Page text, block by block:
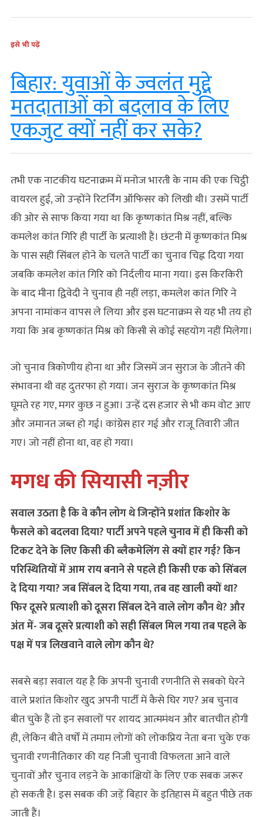
इसे भी पढ़ें
बिहार: युवाओं के ज्वलंत मुद्दे
मतदाताओं को बदलाव के लिए
एकजुट क्यों नहीं कर सके?
तभी एक नाटकीय घटनाक्रम में मनोज भारती के नाम की एक चिट्ठी
वायरल हुई, जो उन्होंने रिटर्निंग ऑफिसर को लिखी थी। उसमें पार्टी
की ओर से साफ किया गया था कि कृष्णकांत मिश्र नहीं, बल्कि
कमलेश कांत गिरि ही पार्टी के प्रत्याशी हैं। छंटनी में कृष्णकांत मिश्र
के पास सही सिंबल होने के चलते पार्टी का चुनाव चिह्न दिया गया
जबकि कमलेश कांत गिरि को निर्दलीय माना गया। इस किरकिरी
के बाद मीना द्विवेदी ने चुनाव ही नहीं लड़ा, कमलेश कांत गिरि ने
अपना नामांकन वापस ले लिया और इस घटनाक्रम से यह भी तय हो
गया कि अब कृष्णकांत मिश्र को किसी से कोई सहयोग नहीं मिलेगा।
जो चुनाव त्रिकोणीय होना था और जिसमें जन सुराज के जीतने की
संभावना थी वह दुतरफा हो गया। जन सुराज के कृष्णकांत मिश्र
घूमते रह गए, मगर कुछ न हुआ। उन्हें दस हजार से भी कम वोट आए
और जमानत जब्त हो गई। कांग्रेस हार गई और राजू तिवारी जीत
गए। जो नहीं होना था, वह हो गया।
मगध की सियासी नज़ीर
सवाल उठता है कि वे कौन लोग थे जिन्होंने प्रशांत किशोर के
फैसले को बदलवा दिया? पार्टी अपने पहले चुनाव में ही किसी को
टिकट देने के लिए किसी की ब्लैकमेलिंग से क्यों हार गई? किन
परिस्थितियों में आम राय बनाने से पहले ही किसी एक को सिंबल
दे दिया गया? जब सिंबल दे दिया गया, तब वह खाली क्यों था?
फिर दूसरे प्रत्याशी को दूसरा सिंबल देने वाले लोग कौन थे? और
अंत में- जब दूसरे प्रत्याशी को सही सिंबल मिल गया तब पहले के
पक्ष में पत्र लिखवाने वाले लोग कौन थे?
सबसे बड़ा सवाल यह है कि अपनी चुनावी रणनीति से सबको घेरने
वाले प्रशांत किशोर खुद अपनी पार्टी में कैसे घिर गए? अब चुनाव
बीत चुके हैं तो इन सवालों पर शायद आत्ममंथन और बातचीत होगी
ही, लेकिन बीते वर्षों में तमाम लोगों को लोकप्रिय नेता बना चुके एक
चुनावी रणनीतिकार की यह निजी चुनावी विफलता आने वाले
चुनावों और चुनाव लड़ने के आकांक्षियों के लिए एक सबक जरूर
हो सकती है। इस सबक की जड़ें बिहार के इतिहास में बहुत पीछे तक